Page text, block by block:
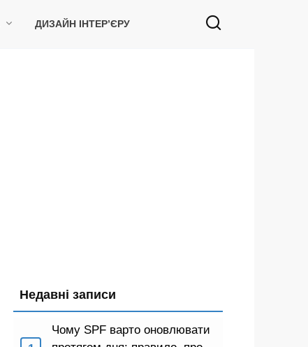
ДИЗАЙН ІНТЕР’ЄРУ
Недавні записи
Чому SPF варто оновлювати